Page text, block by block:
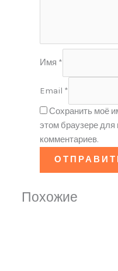
Имя *
Email *
Сохранить моё
этом браузере
комментариев.
Похожие